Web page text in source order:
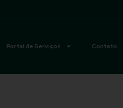
Portal de Serviços Contato